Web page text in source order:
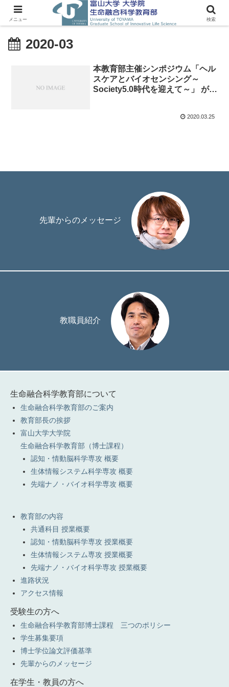
2020-03
本教育部主催シンポジウム「ヘル
スケアとバイオセンシング～
Society5.0時代を迎えて～」 が開
2020.03.25
先輩からのメッセージ
教職員紹介
生命融合科学教育部について
生命融合科学教育部のご案内
教育部長の挨拶
富山大学大学院
生命融合科学教育部（博士課程）
認知・情動脳科学専攻 概要
生体情報システム科学専攻 概要
先端ナノ・バイオ科学専攻 概要
教育部の内容
共通科目 授業概要
認知・情動脳科学専攻 授業概要
生体情報システム専攻 授業概要
先端ナノ・バイオ科学専攻 授業概要
進路状況
アクセス情報
受験生の方へ
生命融合科学教育部博士課程 三つのポリシー
学生募集要項
博士学位論文評価基準
先輩からのメッセージ
在学生・教員の方へ
メニュー 検索